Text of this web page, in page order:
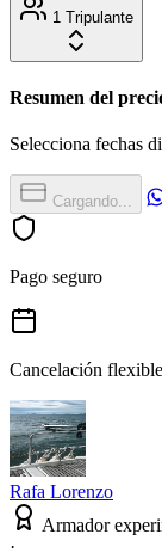
1 Tripulante
Resumen del
Selecciona fechas
Cargando...
Pago seguro
Cancelación
Rafa Lorenzo
Armador
·